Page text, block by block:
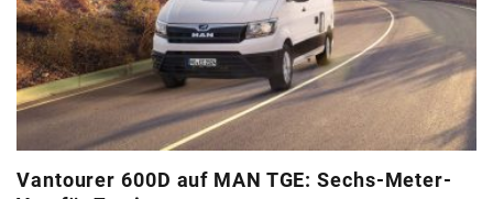
Vantourer 600D auf MAN TGE: Sechs-Meter-